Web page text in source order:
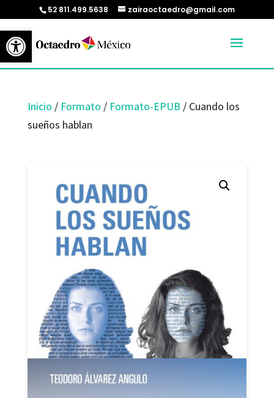
Abrir barra de herramientas
52 811.499.5638 zairaoctaedro@gmail.com
Inicio / Formato / Formato-EPUB / Cuando los
sueños hablan